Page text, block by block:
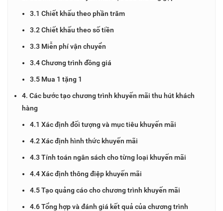
3.1 Chiết khấu theo phần trăm
3.2 Chiết khấu theo số tiền
3.3 Miễn phí vận chuyển
3.4 Chương trình đồng giá
3.5 Mua 1 tặng 1
4. Các bước tạo chương trình khuyến mãi thu hút khách
hàng
4.1 Xác định đối tượng và mục tiêu khuyến mãi
4.2 Xác định hình thức khuyến mãi
4.3 Tính toán ngân sách cho từng loại khuyến mãi
4.4 Xác định thông điệp khuyến mãi
4.5 Tạo quảng cáo cho chương trình khuyến mãi
4.6 Tổng hợp và đánh giá kết quả của chương trình